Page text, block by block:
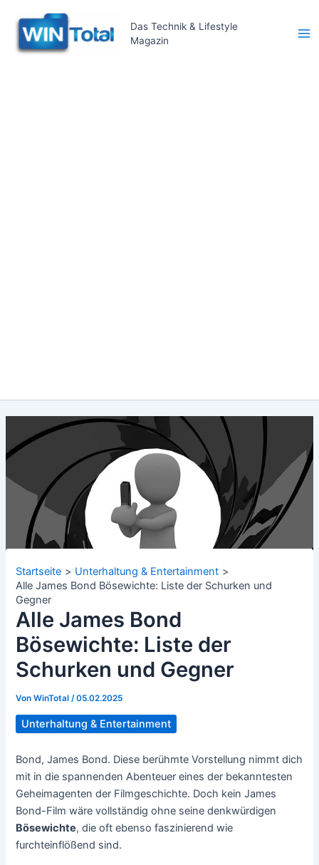
Inhalt
springen
Das Technik & Lifestyle
Magazin
Startseite
Unterhaltung & Entertainment
Alle James Bond Bösewichte: Liste der Schurken und
Gegner
Alle James Bond
Bösewichte: Liste der
Schurken und Gegner
VonWinTotal/05.02.2025
Unterhaltung & Entertainment
Bond, James Bond. Diese berühmte Vorstellung nimmt dich
mit in die spannenden Abenteuer eines der bekanntesten
Geheimagenten der Filmgeschichte. Doch kein James
Bond-Film wäre vollständig ohne seine denkwürdigen
Bösewichte, die oft ebenso faszinierend wie
furchteinflößend sind.